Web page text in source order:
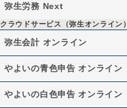
弥生労務 Next
クラウドサービス（弥生オンライン）
弥生会計 オンライン
やよいの青色申告 オンライン
やよいの白色申告 オンライン